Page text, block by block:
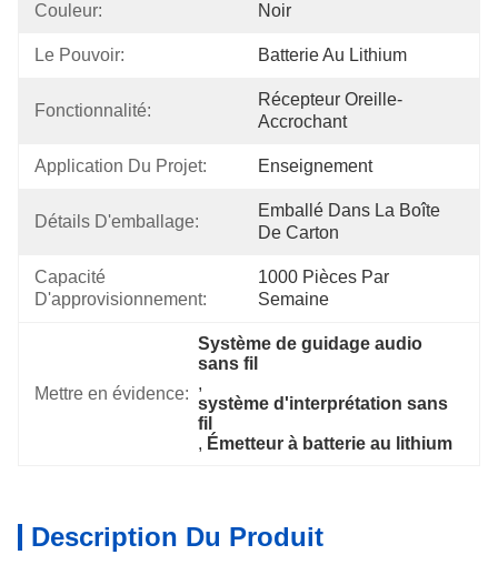
Couleur: Noir
Le Pouvoir: Batterie Au Lithium
Fonctionnalité:
Récepteur Oreille-
Accrochant
Application Du Projet: Enseignement
Détails D'emballage:
Emballé Dans La Boîte
De Carton
Capacité
D'approvisionnement:
1000 Pièces Par
Semaine
Mettre en évidence:
Système de guidage audio
sans fil
,
système d'interprétation sans
fil
, Émetteur à batterie au lithium
Description Du Produit